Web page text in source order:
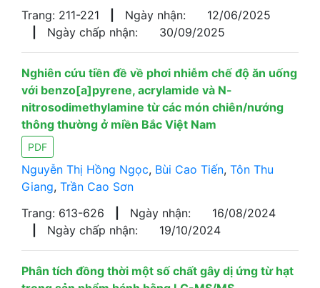
Trang: 211-221
Ngày nhận:
12/06/2025
Ngày chấp nhận: 30/09/2025
Nghiên cứu tiền đề về phơi nhiễm chế độ ăn uống
với benzo[a]pyrene, acrylamide và N-
nitrosodimethylamine từ các món chiên/nướng
thông thường ở miền Bắc Việt Nam
PDF
Nguyễn Thị Hồng Ngọc, Bùi Cao Tiến, Tôn Thu
Giang, Trần Cao Sơn
Trang: 613-626
Ngày nhận:
16/08/2024
Ngày chấp nhận: 19/10/2024
Phân tích đồng thời một số chất gây dị ứng từ hạt